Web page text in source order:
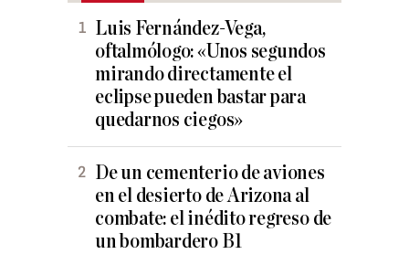
Luis Fernández-Vega,
oftalmólogo: «Unos segundos
mirando directamente el
eclipse pueden bastar para
quedarnos ciegos»
De un cementerio de aviones
en el desierto de Arizona al
combate: el inédito regreso de
un bombardero B1